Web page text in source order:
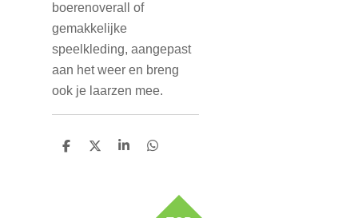
boerenoverall of
gemakkelijke
speelkleding, aangepast
aan het weer en breng
ook je laarzen mee.
D
D
S
D